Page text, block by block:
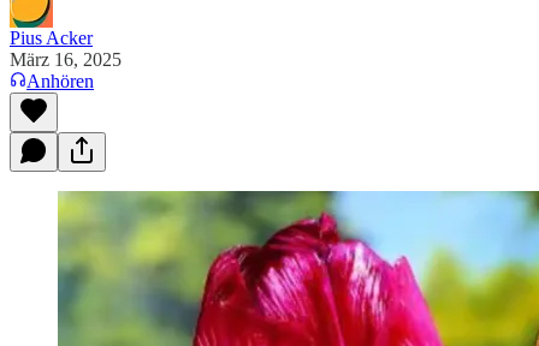
Pius Acker
März 16, 2025
Anhören